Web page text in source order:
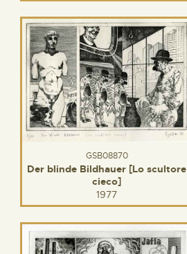
GSB08870
Der blinde Bildhauer [Lo scultore
cieco]
1977